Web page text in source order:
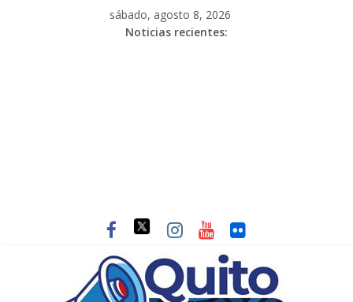
sábado, agosto 8, 2026
Noticias recientes: